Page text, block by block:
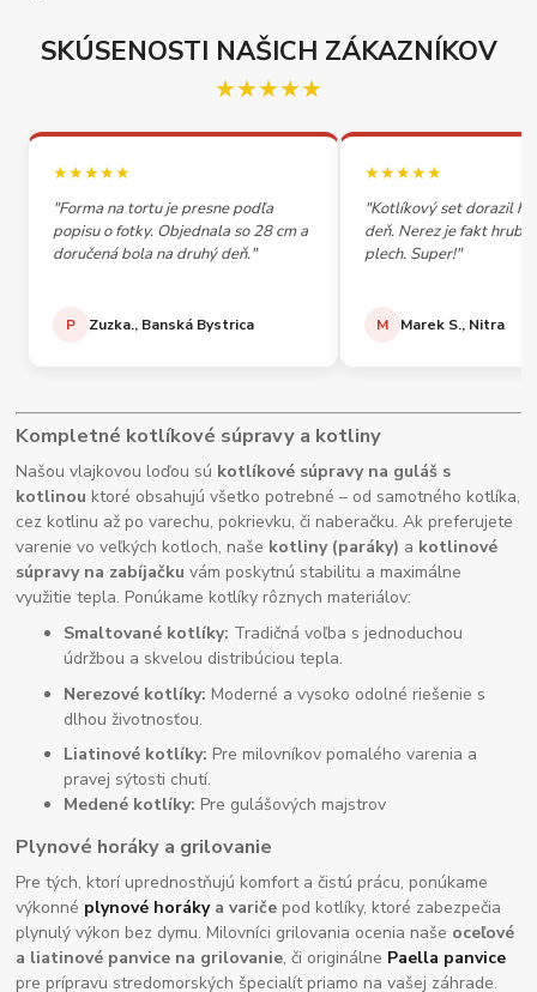
SKÚSENOSTI NAŠICH ZÁKAZNÍKOV
★★★★★
★★★★★
"Forma na tortu je presne podľa
popisu o fotky. Objednala so 28 cm a
doručená bola na druhý deň."
P Zuzka., Banská Bystrica
★★★★★
"Kotlíkový set dorazil
deň. Nerez je fakt
plech. Super!"
M Marek S., Nitra
Kompletné kotlíkové súpravy a kotliny
Našou vlajkovou loďou sú kotlíkové súpravy na guláš s
kotlinou ktoré obsahujú všetko potrebné – od samotného kotlíka,
cez kotlinu až po varechu, pokrievku, či naberačku. Ak preferujete
varenie vo veľkých kotloch, naše kotliny (paráky) a kotlinové
súpravy na zabíjačku vám poskytnú stabilitu a maximálne
využitie tepla. Ponúkame kotlíky rôznych materiálov:
Smaltované kotlíky: Tradičná voľba s jednoduchou
údržbou a skvelou distribúciou tepla.
Nerezové kotlíky: Moderné a vysoko odolné riešenie s
dlhou životnosťou.
Liatinové kotlíky: Pre milovníkov pomalého varenia a
pravej sýtosti chutí.
Medené kotlíky: Pre gulášových majstrov
Plynové horáky a grilovanie
Pre tých, ktorí uprednostňujú komfort a čistú prácu, ponúkame
výkonné plynové horákya variče pod kotlíky, ktoré zabezpečia
plynulý výkon bez dymu. Milovníci grilovania ocenia naše oceľové
a liatinové panvice na grilovanie, či originálne Paella panvice
pre prípravu stredomorských špecialít priamo na vašej záhrade.